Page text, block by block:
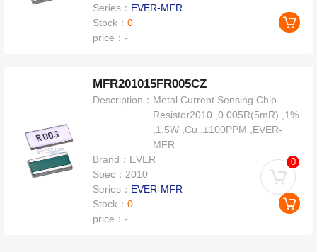
Series： EVER-MFR
Stock：0
price：-
MFR201015FR005CZ
Description： Metal Current Sensing Chip
Resistor2010 ,0.005R(5mR) ,1%
,1.5W ,Cu ,±100PPM ,EVER-
MFR
Brand： EVER
Spec： 2010
Series： EVER-MFR
Stock：0
price：-
0